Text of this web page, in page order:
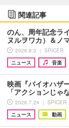
関連記事
のん、周年記念ラ
ヌルヲワカ）＆ノ
2026.8.3 ｜ SPICER
ニュース
音楽
映画『バイオハザ
「アクションじ
2026.7.24 ｜ SPICER
ニュース
動画